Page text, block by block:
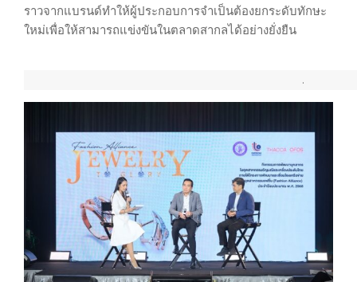
ราวจากแบรนด์ทำให้ผู้ประกอบการจำเป็นต้องยกระดับทักษะ
ใหม่เพื่อให้สามารถแข่งขันในตลาดสากลได้อย่างยั่งยืน
.